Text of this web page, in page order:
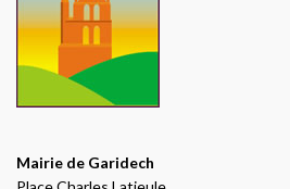
Mairie de Garidech